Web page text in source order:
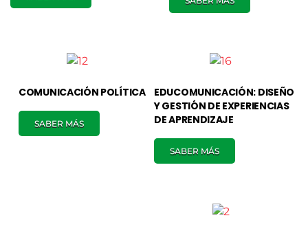
COMUNICACIÓN POLÍTICA
SABER MÁS
EDUCOMUNICACIÓN: DISEÑO
Y GESTIÓN DE EXPERIENCIAS
DE APRENDIZAJE
SABER MÁS